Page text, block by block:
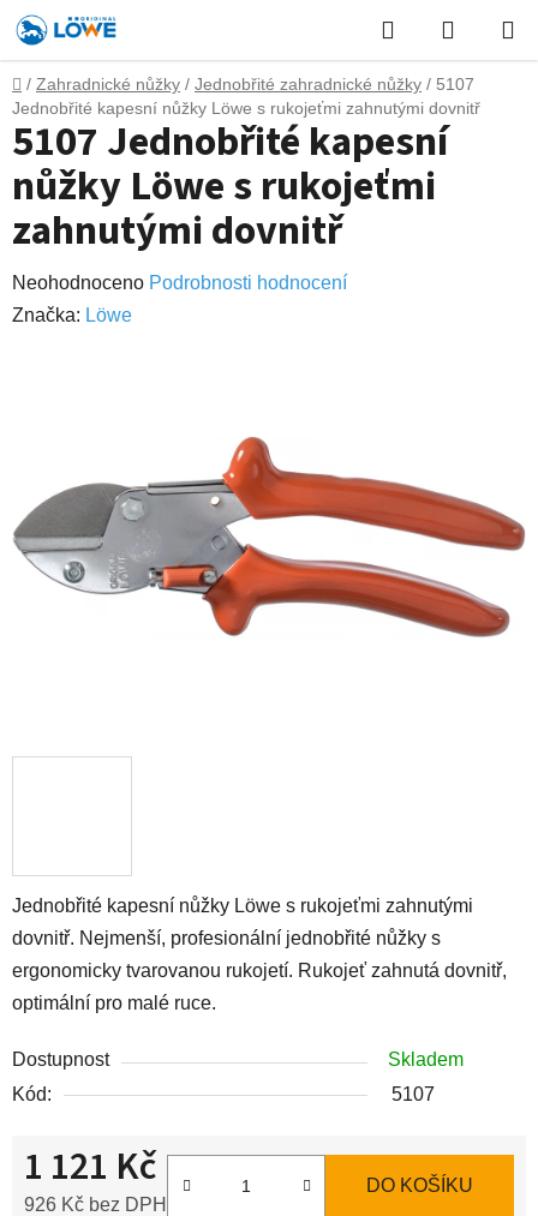
Přejít
na
obsah
Hledat
KOŠÍK
Domů
/ Zahradnické nůžky / Jednobřité zahradnické nůžky / 5107
Jednobřité kapesní nůžky Löwe s rukojeťmi zahnutými dovnitř
Jednobřité kapesní nůžky Löwe s rukojeťmi zahnutými
dovnitř. Nejmenší, profesionální jednobřité nůžky s
ergonomicky tvarovanou rukojetí. Rukojeť zahnutá dovnitř,
optimální pro malé ruce.
Dostupnost
Skladem
Kód:
5107
1 121 Kč
926 Kč bez DPH
DO KOŠÍKU
5107 Jednobřité kapesní
nůžky Löwe s rukojeťmi
zahnutými dovnitř
Průměrné
hodnocení
hvězdiček.
Neohodnoceno Podrobnosti hodnocení
Značka: Lӧwe